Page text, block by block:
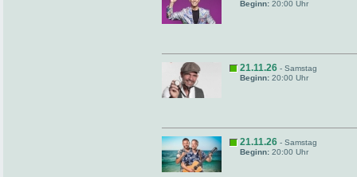
Beginn: 20:00 Uhr
21.11.26 - Samstag
Beginn: 20:00 Uhr
21.11.26 - Samstag
Beginn: 20:00 Uhr